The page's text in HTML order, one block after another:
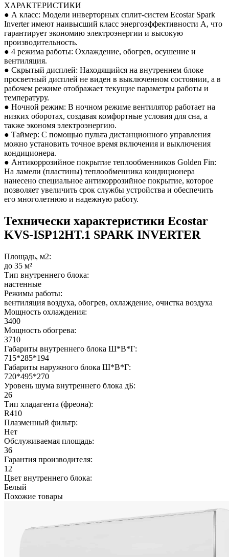
ХАРАКТЕРИСТИКИ
● А класс: Модели инверторных сплит-систем Ecostar Spark
Inverter имеют наивысший класс энергоэффективности А, что
гарантирует экономию электроэнергии и высокую
производительность.
● 4 режима работы: Охлаждение, обогрев, осушение и
вентиляция.
● Скрытый дисплей: Находящийся на внутреннем блоке
просветный дисплей не виден в выключенном состоянии, а в
рабочем режиме отображает текущие параметры работы и
температуру.
● Ночной режим: В ночном режиме вентилятор работает на
низких оборотах, создавая комфортные условия для сна, а
также экономя электроэнергию.
● Таймер: С помощью пульта дистанционного управления
можно установить точное время включения и выключения
кондиционера.
● Антикоррозийное покрытие теплообменников Golden Fin:
На ламели (пластины) теплообменника кондиционера
нанесено специальное антикоррозийное покрытие, которое
позволяет увеличить срок службы устройства и обеспечить
его многолетнюю и надежную работу.
Технически характеристики Ecostar
KVS-ISP12HT.1 SPARK INVERTER
Площадь, м2:
до 35 м²
Тип внутреннего блока:
настенные
Режимы работы:
вентиляция воздуха, обогрев, охлаждение, очистка воздуха
Мощность охлаждения:
3400
Мощность обогрева:
3710
Габариты внутреннего блока Ш*В*Г:
715*285*194
Габариты наружного блока Ш*В*Г:
720*495*270
Уровень шума внутреннего блока дБ:
26
Тип хладагента (фреона):
R410
Плазменный фильтр:
Нет
Обслуживаемая площадь:
36
Гарантия производителя:
12
Цвет внутреннего блока:
Белый
Похожие товары